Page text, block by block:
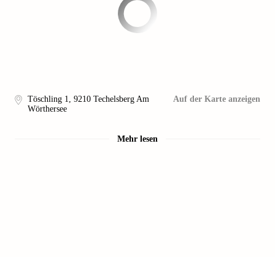
Töschling 1, 9210 Techelsberg Am
Wörthersee
Auf der Karte anzeigen
Mehr lesen